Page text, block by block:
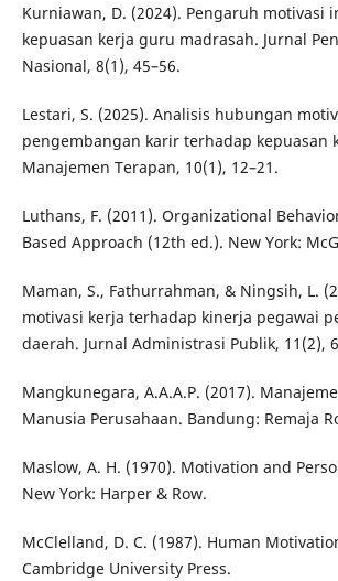
Kurniawan, D. (2024). Pengaruh motivasi
kepuasan kerja guru madrasah. Jurnal
Nasional, 8(1), 45–56.
Lestari, S. (2025). Analisis hubungan
pengembangan karir terhadap kepuasan
Manajemen Terapan, 10(1), 12–21.
Luthans, F. (2011). Organizational
Based Approach (12th ed.). New York:
Maman, S., Fathurrahman, & Ningsih, L.
motivasi kerja terhadap kinerja pegawai
daerah. Jurnal Administrasi Publik, 11(2),
Mangkunegara, A.A.A.P. (2017).
Manusia Perusahaan. Bandung: Remaja
Maslow, A. H. (1970). Motivation and
New York: Harper & Row.
McClelland, D. C. (1987). Human
Cambridge University Press.